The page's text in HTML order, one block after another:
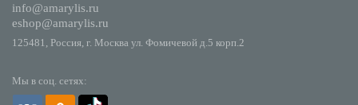
Мы в соц. сетях:
info@amarylis.ru
eshop@amarylis.ru
125481, Россия, г. Москва ул. Фомичевой д.5 корп.2